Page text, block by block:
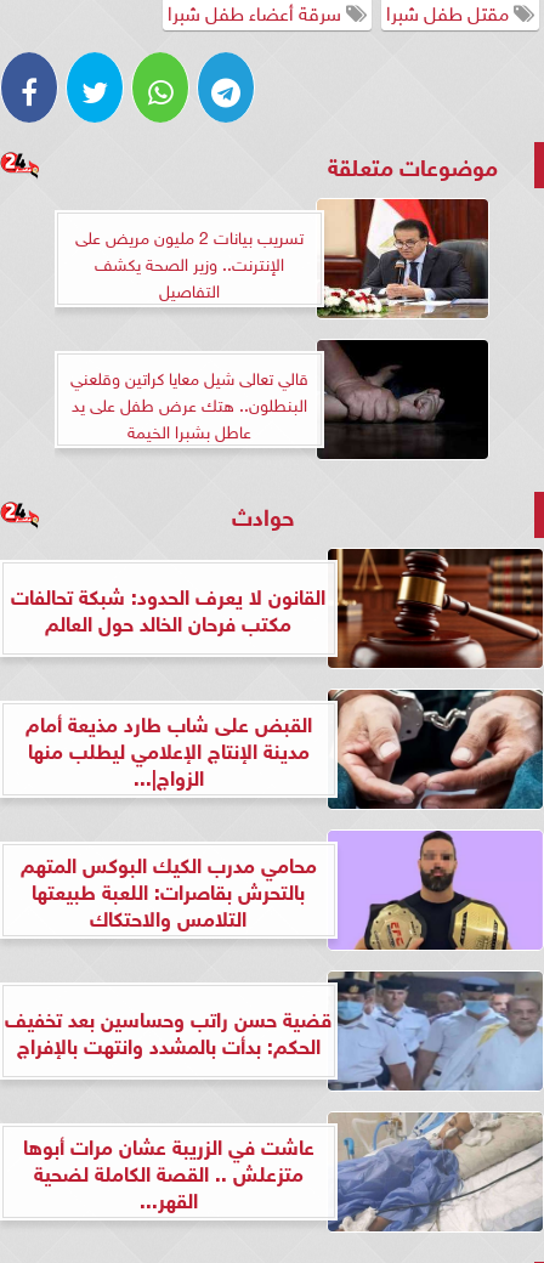
مقتل طفل شبرا سرقة أعضاء طفل شبرا
موضوعات متعلقة
تسريب بيانات 2 مليون مريض على
الإنترنت.. وزير الصحة يكشف
التفاصيل
قالي تعالى شيل معايا كراتين وقلعني
البنطلون.. هتك عرض طفل على يد
عاطل بشبرا الخيمة
حوادث
القانون لا يعرف الحدود: شبكة تحالفات
مكتب فرحان الخالد حول العالم
القبض على شاب طارد مذيعة أمام
مدينة الإنتاج الإعلامي ليطلب منها
الزواج|...
محامي مدرب الكيك البوكس المتهم
بالتحرش بقاصرات: اللعبة طبيعتها
التلامس والاحتكاك
قضية حسن راتب وحساسين بعد تخفيف
الحكم: بدأت بالمشدد وانتهت بالإفراج
عاشت في الزريبة عشان مرات أبوها
متزعلش .. القصة الكاملة لضحية
القهر...